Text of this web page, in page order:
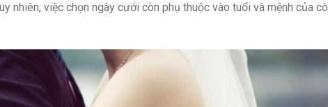
nhiên, việc chọn ngày cưới còn phụ thuộc vào tuổi và mệnh của cô